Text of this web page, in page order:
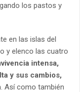
los pastos y
en las islas del
y elenco las cuatro
intensa,
y sus cambios,
. Así como también